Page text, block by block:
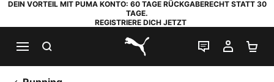
DEIN VORTEIL MIT PUMA KONTO: 60 TAGE RÜCKGABERECHT STATT 30
TAGE.
REGISTRIERE DICH JETZT
PUMA.com
LIVE-CHAT
MEIN